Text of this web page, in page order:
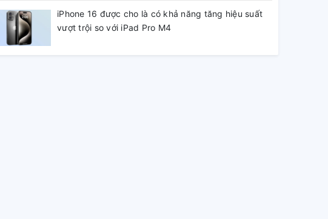
iPhone 16 được cho là có khả năng tăng hiệu suất
vượt trội so với iPad Pro M4